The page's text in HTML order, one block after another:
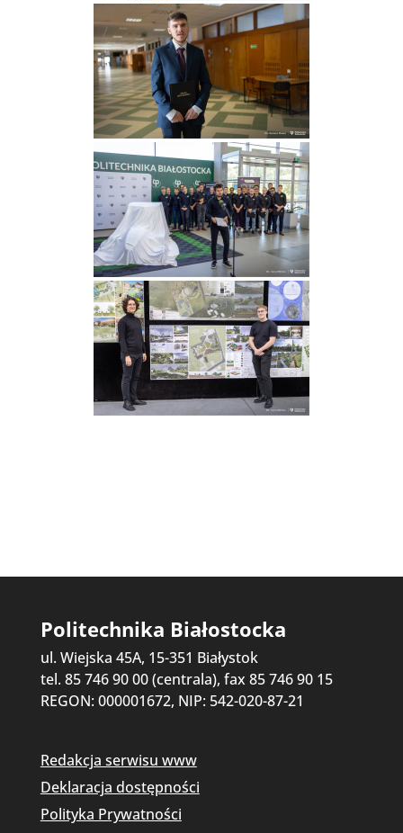
Politechnika Białostocka
ul. Wiejska 45A, 15-351 Białystok
tel. 85 746 90 00 (centrala), fax 85 746 90 15
REGON: 000001672, NIP: 542-020-87-21
Redakcja serwisu www
Deklaracja dostępności
Polityka Prywatności